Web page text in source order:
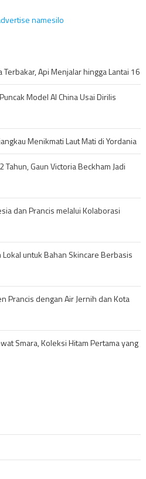
Terbakar, Api Menjalar hingga Lantai 16
Model AI China Usai Dirilis
Menikmati Laut Mati di Yordania
Gaun Victoria Beckham Jadi
dan Prancis melalui Kolaborasi
Lokal untuk Bahan Skincare Berbasis
Prancis dengan Air Jernih dan Kota
Smara, Koleksi Hitam Pertama yang